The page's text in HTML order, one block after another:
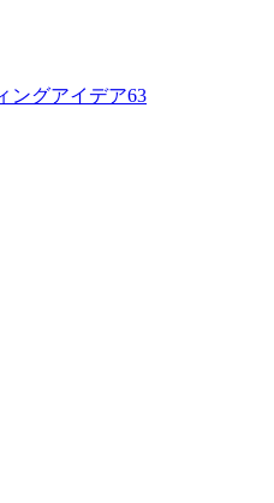
ングアイデア63